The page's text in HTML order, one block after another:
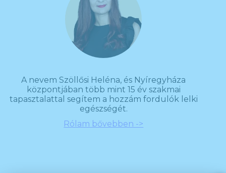
A nevem Szöllősi Heléna, és Nyíregyháza
központjában több mint 15 év szakmai
tapasztalattal segítem a hozzám fordulók lelki
egészségét.
Rólam bővebben ->